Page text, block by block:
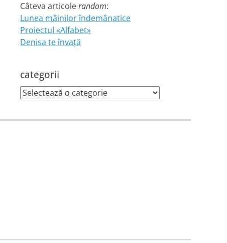
Câteva articolerandom:
Lunea mâinilor îndemânatice
Proiectul «Alfabet»
Denisa te învaţă
categorii
categorii